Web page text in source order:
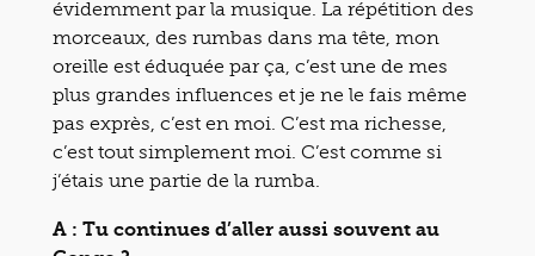
évidemment par la musique. La répétition des
morceaux, des rumbas dans ma tête, mon
oreille est éduquée par ça, c’est une de mes
plus grandes influences et je ne le fais même
pas exprès, c’est en moi. C’est ma richesse,
c’est tout simplement moi. C’est comme si
j’étais une partie de la rumba.
A : Tu continues d’aller aussi souvent au